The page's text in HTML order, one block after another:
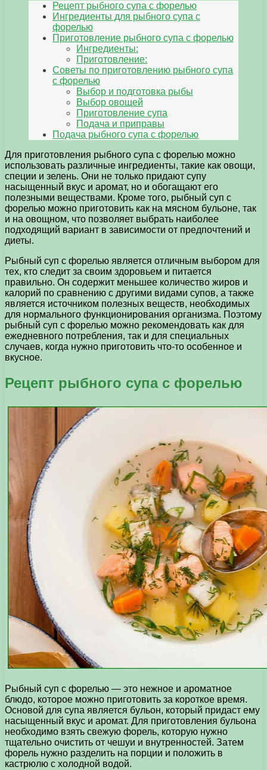
Рецепт рыбного супа с форелью
Ингредиенты для рыбного супа с
форелью
Приготовление рыбного супа с форелью
Ингредиенты:
Приготовление:
Советы по приготовлению рыбного супа
с форелью
Выбор и подготовка рыбы
Выбор овощей
Приготовление супа
Подача и приправы
Подача рыбного супа с форелью
Для приготовления рыбного супа с форелью можно
использовать различные ингредиенты, такие как овощи,
специи и зелень. Они не только придают супу
насыщенный вкус и аромат, но и обогащают его
полезными веществами. Кроме того, рыбный суп с
форелью можно приготовить как на мясном бульоне, так
и на овощном, что позволяет выбрать наиболее
подходящий вариант в зависимости от предпочтений и
диеты.
Рыбный суп с форелью является отличным выбором для
тех, кто следит за своим здоровьем и питается
правильно. Он содержит меньшее количество жиров и
калорий по сравнению с другими видами супов, а также
является источником полезных веществ, необходимых
для нормального функционирования организма. Поэтому
рыбный суп с форелью можно рекомендовать как для
ежедневного потребления, так и для специальных
случаев, когда нужно приготовить что-то особенное и
вкусное.
Рецепт рыбного супа с форелью
Рыбный суп с форелью — это нежное и ароматное
блюдо, которое можно приготовить за короткое время.
Основой для супа является бульон, который придаст ему
насыщенный вкус и аромат. Для приготовления бульона
необходимо взять свежую форель, которую нужно
тщательно очистить от чешуи и внутренностей. Затем
форель нужно разделить на порции и положить в
кастрюлю с холодной водой.